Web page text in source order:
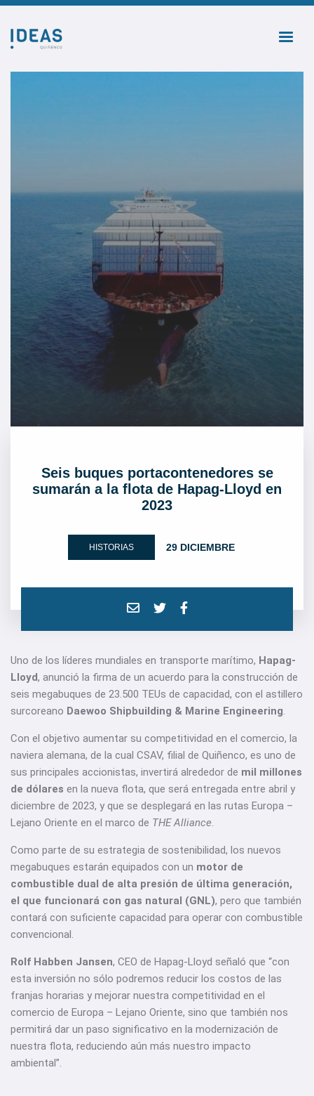
Seis buques portacontenedores se
sumarán a la flota de Hapag-Lloyd en
2023
HISTORIAS 29 DICIEMBRE
Uno de los líderes mundiales en transporte marítimo, Hapag-
Lloyd, anunció la firma de un acuerdo para la construcción de
seis megabuques de 23.500 TEUs de capacidad, con el astillero
surcoreano Daewoo Shipbuilding & Marine Engineering.
Con el objetivo aumentar su competitividad en el comercio, la
naviera alemana, de la cual CSAV, filial de Quiñenco, es uno de
sus principales accionistas, invertirá alrededor de mil millones
de dólares en la nueva flota, que será entregada entre abril y
diciembre de 2023, y que se desplegará en las rutas Europa –
Lejano Oriente en el marco de THE Alliance.
Como parte de su estrategia de sostenibilidad, los nuevos
megabuques estarán equipados con un motor de
combustible dual de alta presión de última generación,
el que funcionará con gas natural (GNL), pero que también
contará con suficiente capacidad para operar con combustible
convencional.
Rolf Habben Jansen, CEO de Hapag-Lloyd señaló que “con
esta inversión no sólo podremos reducir los costos de las
franjas horarias y mejorar nuestra competitividad en el
comercio de Europa – Lejano Oriente, sino que también nos
permitirá dar un paso significativo en la modernización de
nuestra flota, reduciendo aún más nuestro impacto
ambiental”.